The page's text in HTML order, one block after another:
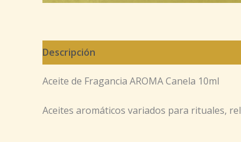
Descripción
Aceite de Fragancia AROMA Canela 10ml
Aceites aromáticos variados para rituales,